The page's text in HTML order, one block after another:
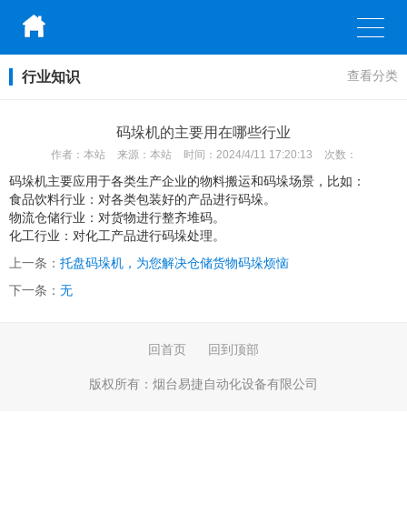
行业知识 查看分类
码垛机的主要用在哪些行业
作者： 本站 来源： 本站 时间： 2024/4/11 17:20:13 次数：
码垛机主要应用于各类生产企业的物料搬运和码垛场景，比如：
食品饮料行业：对各类包装好的产品进行码垛。
物流仓储行业：对货物进行整齐堆码。
化工行业：对化工产品进行码垛处理。
上一条： 托盘码垛机，为您解决仓储货物码垛烦恼
下一条： 无
回首页 回到顶部
版权所有： 烟台易捷自动化设备有限公司